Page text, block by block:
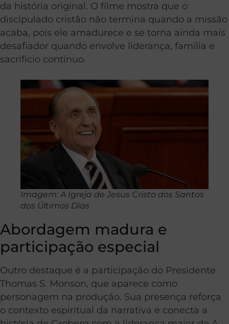
da história original. O filme mostra que o
discipulado cristão não termina quando a missão
acaba, pois ele amadurece e se torna ainda mais
desafiador quando envolve liderança, família e
sacrifício contínuo.
Imagem: A Igreja de Jesus Cristo dos Santos
dos Últimos Dias
Abordagem madura e
participação especial
Outro destaque é a participação do Presidente
Thomas S. Monson, que aparece como
personagem na produção. Sua presença reforça
o contexto espiritual da narrativa e conecta a